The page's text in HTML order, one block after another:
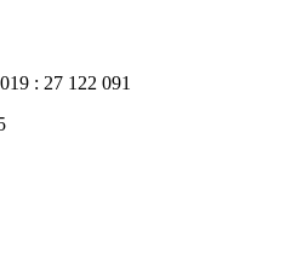
: 27 122 091